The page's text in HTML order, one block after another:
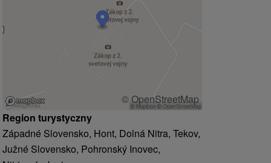
© OpenStreetMap
Region turystyczny
Západné Slovensko, Hont, Dolná Nitra, Tekov,
Južné Slovensko, Pohronský Inovec,